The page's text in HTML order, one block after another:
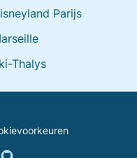
Parijs
Thalys